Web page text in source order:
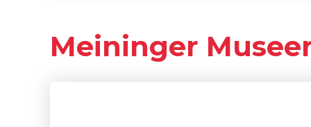
Meininger